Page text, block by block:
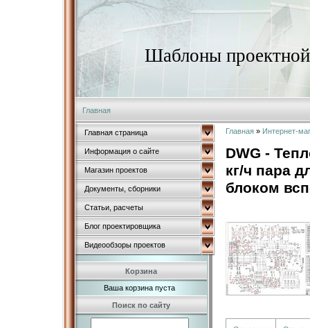
Шаблоны
Главная
Главная страница
Информация о сайте
Магазин проектов
Документы, сборники
Статьи, расчеты
Блог проектировщика
Видеообзоры проектов
Корзина
Ваша корзина пуста
Поиск по сайту
Главная » Интернет-
DWG -
кг/ч пара
блоком